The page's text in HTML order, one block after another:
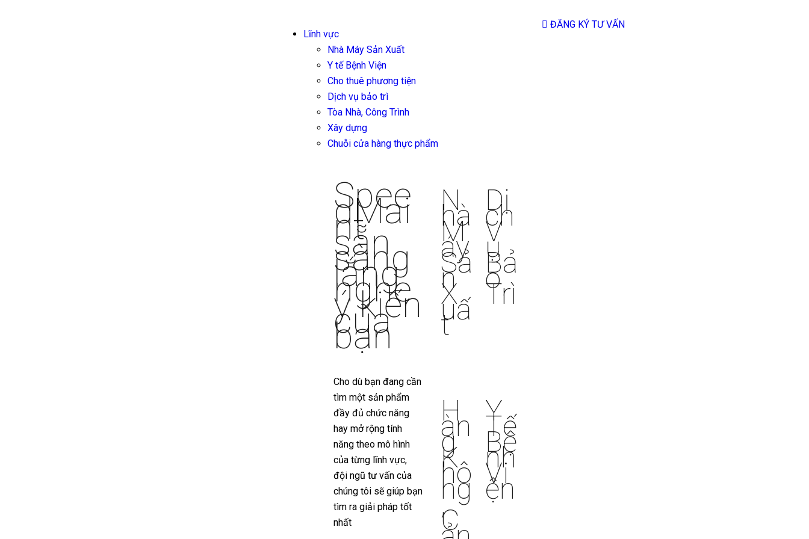
Lĩnh vực
Nhà Máy Sản Xuất
Y tế Bệnh Viện
Cho thuê phương tiện
Dịch vụ bảo trì
Tòa Nhà, Công Trình
Xây dựng
Chuỗi cửa hàng thực phẩm
Spee
dMai
nt
sẵn
sàng
lắng
nghe
ý kiến
của
bạn
Cho dù bạn đang cần
tìm một sản phẩm
đầy đủ chức năng
hay mở rộng tính
năng theo mô hình
của từng lĩnh vực,
đội ngũ tư vấn của
chúng tôi sẽ giúp bạn
tìm ra giải pháp tốt
nhất
N
hà
M
áy
Sả
n
X
uấ
t
Dị
ch
V
ụ
Bả
o
Trì
H
àn
g
K
hô
ng
,
C
Y
Tế
Bệ
nh
Vi
ện
ĐĂNG KÝ TƯ VẤN